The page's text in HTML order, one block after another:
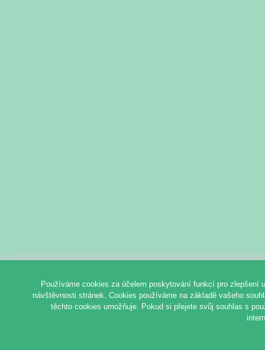
Používáme cookies za účelem poskytování funkcí pro zlepšení
návštěvnosti stránek. Cookies používáme na základě vašeho
těchto cookies umožňuje. Pokud si přejete svůj souhlas s